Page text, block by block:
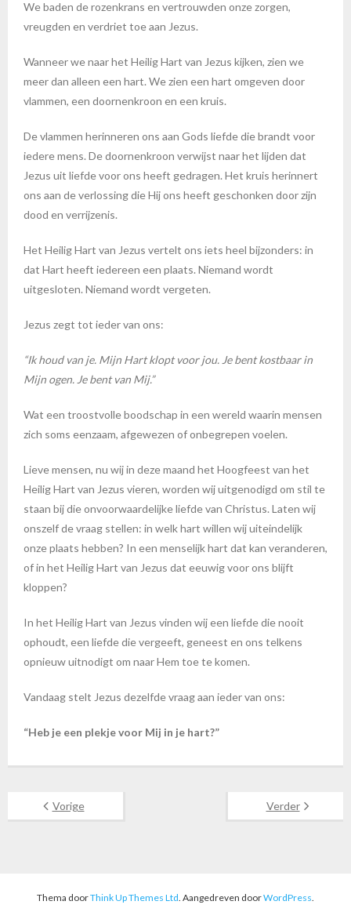
We baden de rozenkrans en vertrouwden onze zorgen,
vreugden en verdriet toe aan Jezus.
Wanneer we naar het Heilig Hart van Jezus kijken, zien we
meer dan alleen een hart. We zien een hart omgeven door
vlammen, een doornenkroon en een kruis.
De vlammen herinneren ons aan Gods liefde die brandt voor
iedere mens. De doornenkroon verwijst naar het lijden dat
Jezus uit liefde voor ons heeft gedragen. Het kruis herinnert
ons aan de verlossing die Hij ons heeft geschonken door zijn
dood en verrijzenis.
Het Heilig Hart van Jezus vertelt ons iets heel bijzonders: in
dat Hart heeft iedereen een plaats. Niemand wordt
uitgesloten. Niemand wordt vergeten.
Jezus zegt tot ieder van ons:
“Ik houd van je. Mijn Hart klopt voor jou. Je bent kostbaar in
Mijn ogen. Je bent van Mij.”
Wat een troostvolle boodschap in een wereld waarin mensen
zich soms eenzaam, afgewezen of onbegrepen voelen.
Lieve mensen, nu wij in deze maand het Hoogfeest van het
Heilig Hart van Jezus vieren, worden wij uitgenodigd om stil te
staan bij die onvoorwaardelijke liefde van Christus. Laten wij
onszelf de vraag stellen: in welk hart willen wij uiteindelijk
onze plaats hebben? In een menselijk hart dat kan veranderen,
of in het Heilig Hart van Jezus dat eeuwig voor ons blijft
kloppen?
In het Heilig Hart van Jezus vinden wij een liefde die nooit
ophoudt, een liefde die vergeeft, geneest en ons telkens
opnieuw uitnodigt om naar Hem toe te komen.
Vandaag stelt Jezus dezelfde vraag aan ieder van ons:
“Heb je een plekje voor Mij in je hart?”
Vorige Verder
Thema doorThink Up Themes Ltd. Aangedreven doorWordPress.